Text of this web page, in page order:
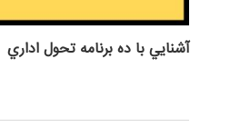
آشنايي با ده برنامه تحول اداري